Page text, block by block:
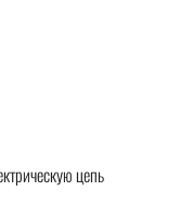
цепь